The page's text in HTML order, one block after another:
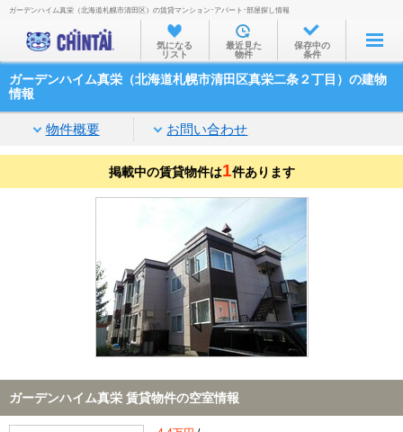
お部屋を探す
沿線・駅から
家賃相場から
通勤通学時間から
物件特集から
不動産会社から
TOP
ガーデンハイム真栄（北海道札幌市清田区）の賃貸マンション･アパート･部屋探し情報
気になる
リスト
最近見た
物件
保存中の
条件
ガーデンハイム真栄（北海道札幌市清田区真栄二条２丁目）の建物
情報
物件概要 お問い合わせ
掲載中の賃貸物件は1件あります
ガーデンハイム真栄 賃貸物件の空室情報